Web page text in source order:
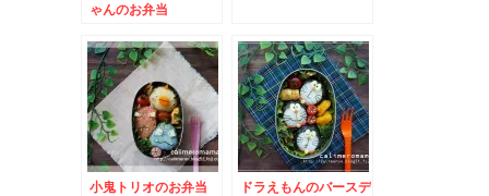
ゃんのお弁当
小鬼トリオのお弁当
ドラえもんのバースデ